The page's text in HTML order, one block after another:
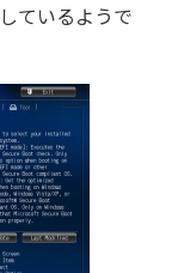
ているようで